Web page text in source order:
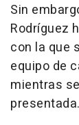
Sin
Rodríguez
con la que
equipo de
mientras
presentada.